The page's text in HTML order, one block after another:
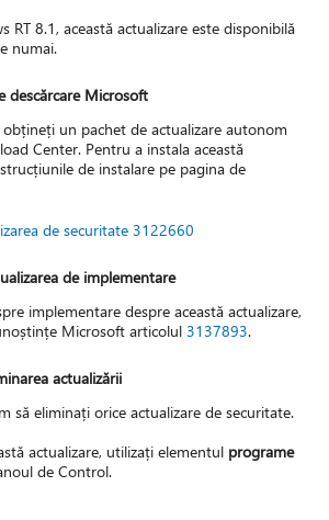
RT 8.1, această actualizare este disponibilă
numai.
descărcare Microsoft
un pachet de actualizare autonom
Center. Pentru a instala această
de instalare pe pagina de
de securitate 3122660
de implementare
implementare despre această actualizare,
Microsoft articolul3137893.
actualizării
să eliminați orice actualizare de securitate.
actualizare, utilizați elementul programe
de Control.